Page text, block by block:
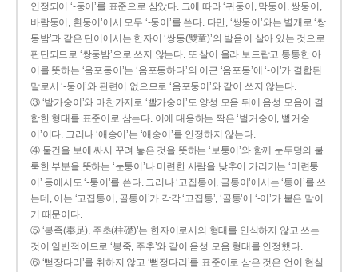
인정되어 ‘-둥이’를 표준으로 삼았다. 그에 따라 ‘귀둥이, 막둥이, 쌍둥이,
바람둥이, 흰둥이’에서 모두 ‘-둥이’를 쓴다. 다만, ‘쌍둥이’와는 별개로 ‘쌍
동밤’과 같은 단어에서는 한자어 ‘쌍동(雙童)’의 발음이 살아 있는 것으로
판단되므로 ‘쌍둥밤’으로 쓰지 않는다. 또 살이 올라 보드랍고 통통한 아
이를 뜻하는 ‘옴포동이’는 ‘옴포동하다’의 어근 ‘옴포동’에 ‘-이’가 결합된
말로서 ‘-둥이’와 관련이 없으므로 ‘옴포둥이’와 같이 쓰지 않는다.
③ ‘발가숭이’와 마찬가지로 ‘빨가숭이’도 양성 모음 뒤에 음성 모음이 결
합한 형태를 표준어로 삼는다. 이에 대응하는 짝은 ‘벌거숭이, 뻘거숭
이’이다. 그러나 ‘애송이’는 ‘애숭이’를 인정하지 않는다.
④ 물건을 보에 싸서 꾸려 놓은 것을 뜻하는 ‘보퉁이’와 함께 눈두덩의 불
룩한 부분을 뜻하는 ‘눈퉁이’나 미련한 사람을 낮추어 가리키는 ‘미련퉁
이’ 등에서도 ‘-퉁이’를 쓴다. 그러나 ‘고집통이, 골통이’에서는 ‘통이’를 쓰
는데, 이는 ‘고집통이, 골통이’가 각각 ‘고집통’, ‘골통’에 ‘-이’가 붙은 말이
기 때문이다.
⑤ ‘봉족(奉足), 주초(柱礎)’는 한자어로서의 형태를 인식하지 않고 쓰는
것이 일반적이므로 ‘봉죽, 주추’와 같이 음성 모음 형태를 인정했다.
⑥ ‘뻗장다리’를 취하지 않고 ‘뻗정다리’를 표준어로 삼은 것은 언어 현실